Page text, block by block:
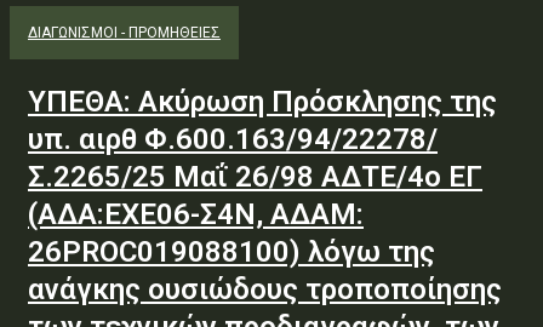
ΔΙΑΓΩΝΙΣΜΟΊ - ΠΡΟΜΉΘΕΙΕΣ
ΥΠΕΘΑ: Ακύρωση Πρόσκλησης της
υπ. αιρθ Φ.600.163/94/22278/
Σ.2265/25 Μαΐ 26/98 ΑΔΤΕ/4ο ΕΓ
(ΑΔΑ:ΕΧΕ06-Σ4Ν, ΑΔΑΜ:
26PROC019088100) λόγω της
ανάγκης ουσιώδους τροποποίησης